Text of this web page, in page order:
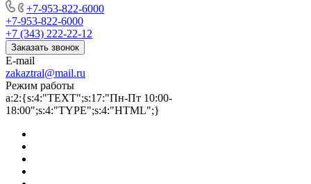
+7-953-822-6000
+7-953-822-6000
+7 (343) 222-22-12
Заказать звонок
E-mail
zakaztral@mail.ru
Режим работы
a:2:{s:4:"TEXT";s:17:"Пн-Пт 10:00-
18:00";s:4:"TYPE";s:4:"HTML";}